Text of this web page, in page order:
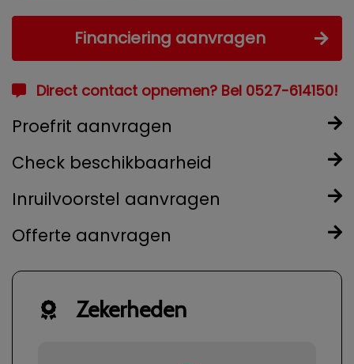
Financiering aanvragen
Direct contact opnemen? Bel 0527-614150!
Proefrit aanvragen
Check beschikbaarheid
Inruilvoorstel aanvragen
Offerte aanvragen
Zekerheden